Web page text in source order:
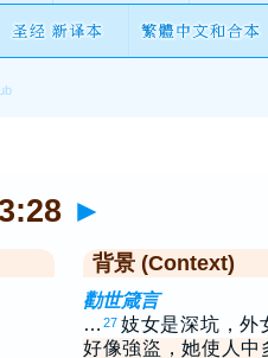
►
背景 (Context)
勸世箴言
… 27 妓女是深坑，外
好像強盜，她使人中